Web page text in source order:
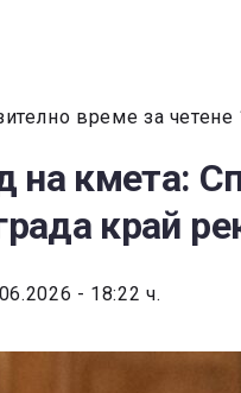
време за четене
на кмета:
край
- 18:22 ч.